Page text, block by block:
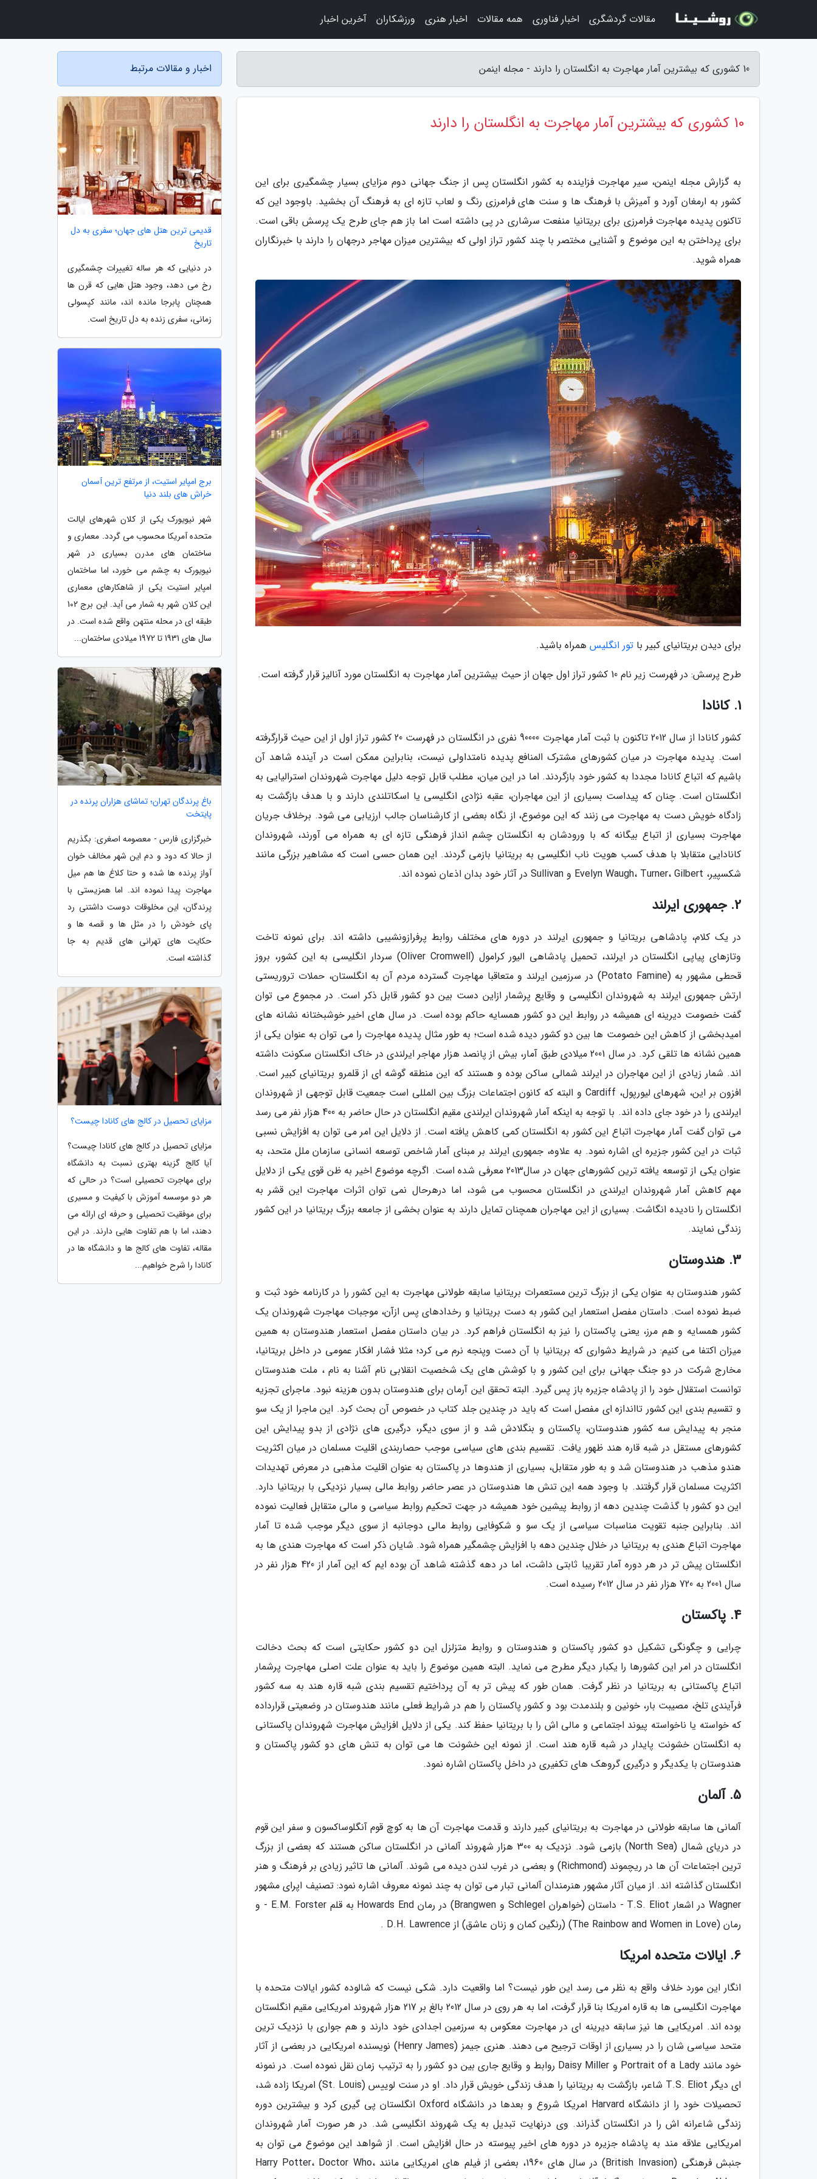
10 کشوری که بیشترین آمار مهاجرت به انگلستان را دارند - مجله اینمن
10 کشوری که بیشترین آمار مهاجرت به انگلستان را دارند
به گزارش مجله اینمن، سیر مهاجرت فزاینده به کشور انگلستان پس از جنگ جهانی دوم مزایای بسیار چشمگیری برای این
کشور به ارمغان آورد و آمیزش با فرهنگ ها و سنت های فرامرزی رنگ و لعاب تازه ای به فرهنگ آن بخشید. باوجود این که
تاکنون پدیده مهاجرت فرامرزی برای بریتانیا منفعت سرشاری در پی داشته است اما باز هم جای طرح یک پرسش باقی است.
برای پرداختن به این موضوع و آشنایی مختصر با چند کشور تراز اولی که بیشترین میزان مهاجر درجهان را دارند با خبرنگاران
همراه شوید.
برای دیدن بریتانیای کبیر با تور انگلیس همراه باشید.
طرح پرسش: در فهرست زیر نام 10 کشور تراز اول جهان از حیث بیشترین آمار مهاجرت به انگلستان مورد آنالیز قرار گرفته است.
1. کانادا
کشور کانادا از سال 2012 تاکنون با ثبت آمار مهاجرت 90000 نفری در انگلستان در فهرست 20 کشور تراز اول از این حیث قرارگرفته
است. پدیده مهاجرت در میان کشورهای مشترک المنافع پدیده نامتداولی نیست، بنابراین ممکن است در آینده شاهد آن
باشیم که اتباع کانادا مجددا به کشور خود بازگردند. اما در این میان، مطلب قابل توجه دلیل مهاجرت شهروندان استرالیایی به
انگلستان است. چنان که پیداست بسیاری از این مهاجران، عقبه نژادی انگلیسی یا اسکاتلندی دارند و با هدف بازگشت به
زادگاه خویش دست به مهاجرت می زنند که این موضوع، از نگاه بعضی از کارشناسان جالب ارزیابی می شود. برخلاف جریان
مهاجرت بسیاری از اتباع بیگانه که با ورودشان به انگلستان چشم انداز فرهنگی تازه ای به همراه می آورند، شهروندان
کانادایی متقابلا با هدف کسب هویت ناب انگلیسی به بریتانیا بازمی گردند. این همان حسی است که مشاهیر بزرگی مانند
شکسپیر، Evelyn Waugh، Turner، Gilbert و Sullivan در آثار خود بدان اذعان نموده اند.
2. جمهوری ایرلند
در یک کلام، پادشاهی بریتانیا و جمهوری ایرلند در دوره های مختلف روابط پرفرازونشیبی داشته اند. برای نمونه تاخت
وتازهای پیاپی انگلستان در ایرلند، تحمیل پادشاهی الیور کرامول (Oliver Cromwell) سردار انگلیسی به این کشور، بروز
قحطی مشهور به (Potato Famine) در سرزمین ایرلند و متعاقبا مهاجرت گسترده مردم آن به انگلستان، حملات تروریستی
ارتش جمهوری ایرلند به شهروندان انگلیسی و وقایع پرشمار ازاین دست بین دو کشور قابل ذکر است. در مجموع می توان
گفت خصومت دیرینه ای همیشه در روابط این دو کشور همسایه حاکم بوده است. در سال های اخیر خوشبختانه نشانه های
امیدبخشی از کاهش این خصومت ها بین دو کشور دیده شده است؛ به طور مثال پدیده مهاجرت را می توان به عنوان یکی از
همین نشانه ها تلقی کرد. در سال 2001 میلادی طبق آمار، بیش از پانصد هزار مهاجر ایرلندی در خاک انگلستان سکونت داشته
اند. شمار زیادی از این مهاجران در ایرلند شمالی ساکن بوده و هستند که این منطقه گوشه ای از قلمرو بریتانیای کبیر است.
افزون بر این، شهرهای لیورپول، Cardiff و البته که کانون اجتماعات بزرگ بین المللی است جمعیت قابل توجهی از شهروندان
ایرلندی را در خود جای داده اند. با توجه به اینکه آمار شهروندان ایرلندی مقیم انگلستان در حال حاضر به 400 هزار نفر می رسد
می توان گفت آمار مهاجرت اتباع این کشور به انگلستان کمی کاهش یافته است. از دلایل این امر می توان به افزایش نسبی
ثبات در این کشور جزیره ای اشاره نمود. به علاوه، جمهوری ایرلند بر مبنای آمار شاخص توسعه انسانی سازمان ملل متحد، به
عنوان یکی از توسعه یافته ترین کشورهای جهان در سال2013 معرفی شده است. اگرچه موضوع اخیر به ظن قوی یکی از دلایل
مهم کاهش آمار شهروندان ایرلندی در انگلستان محسوب می شود، اما درهرحال نمی توان اثرات مهاجرت این قشر به
انگلستان را نادیده انگاشت. بسیاری از این مهاجران همچنان تمایل دارند به عنوان بخشی از جامعه بزرگ بریتانیا در این کشور
زندگی نمایند.
3. هندوستان
کشور هندوستان به عنوان یکی از بزرگ ترین مستعمرات بریتانیا سابقه طولانی مهاجرت به این کشور را در کارنامه خود ثبت و
ضبط نموده است. داستان مفصل استعمار این کشور به دست بریتانیا و رخدادهای پس ازآن، موجبات مهاجرت شهروندان یک
کشور همسایه و هم مرز، یعنی پاکستان را نیز به انگلستان فراهم کرد. در بیان داستان مفصل استعمار هندوستان به همین
میزان اکتفا می کنیم: در شرایط دشواری که بریتانیا با آن دست وپنجه نرم می کرد؛ مثلا فشار افکار عمومی در داخل بریتانیا،
مخارج شرکت در دو جنگ جهانی برای این کشور و با کوشش های یک شخصیت انقلابی نام آشنا به نام ، ملت هندوستان
توانست استقلال خود را از پادشاه جزیره باز پس گیرد. البته تحقق این آرمان برای هندوستان بدون هزینه نبود. ماجرای تجزیه
و تقسیم بندی این کشور تااندازه ای مفصل است که باید در چندین جلد کتاب در خصوص آن بحث کرد. این ماجرا از یک سو
منجر به پیدایش سه کشور هندوستان، پاکستان و بنگلادش شد و از سوی دیگر، درگیری های نژادی از بدو پیدایش این
کشورهای مستقل در شبه قاره هند ظهور یافت. تقسیم بندی های سیاسی موجب حصاربندی اقلیت مسلمان در میان اکثریت
هندو مذهب در هندوستان شد و به طور متقابل، بسیاری از هندوها در پاکستان به عنوان اقلیت مذهبی در معرض تهدیدات
اکثریت مسلمان قرار گرفتند. با وجود همه این تنش ها هندوستان در عصر حاضر روابط مالی بسیار نزدیکی با بریتانیا دارد.
این دو کشور با گذشت چندین دهه از روابط پیشین خود همیشه در جهت تحکیم روابط سیاسی و مالی متقابل فعالیت نموده
اند. بنابراین جنبه تقویت مناسبات سیاسی از یک سو و شکوفایی روابط مالی دوجانبه از سوی دیگر موجب شده تا آمار
مهاجرت اتباع هندی به بریتانیا در خلال چندین دهه با افزایش چشمگیر همراه شود. شایان ذکر است که مهاجرت هندی ها به
انگلستان پیش تر در هر دوره آمار تقریبا ثابتی داشت، اما در دهه گذشته شاهد آن بوده ایم که این آمار از 420 هزار نفر در
سال 2001 به 720 هزار نفر در سال 2012 رسیده است.
4. پاکستان
چرایی و چگونگی تشکیل دو کشور پاکستان و هندوستان و روابط متزلزل این دو کشور حکایتی است که بحث دخالت
انگلستان در امر این کشورها را یکبار دیگر مطرح می نماید. البته همین موضوع را باید به عنوان علت اصلی مهاجرت پرشمار
اتباع پاکستانی به بریتانیا در نظر گرفت. همان طور که پیش تر به آن پرداختیم تقسیم بندی شبه قاره هند به سه کشور
فرآیندی تلخ، مصیبت بار، خونین و بلندمدت بود و کشور پاکستان را هم در شرایط فعلی مانند هندوستان در وضعیتی قرارداده
که خواسته یا ناخواسته پیوند اجتماعی و مالی اش را با بریتانیا حفظ کند. یکی از دلایل افزایش مهاجرت شهروندان پاکستانی
به انگلستان خشونت پایدار در شبه قاره هند است. از نمونه این خشونت ها می توان به تنش های دو کشور پاکستان و
هندوستان با یکدیگر و درگیری گروهک های تکفیری در داخل پاکستان اشاره نمود.
5. آلمان
آلمانی ها سابقه طولانی در مهاجرت به بریتانیای کبیر دارند و قدمت مهاجرت آن ها به کوچ قوم آنگلوساکسون و سفر این قوم
در دریای شمال (North Sea) بازمی شود. نزدیک به 300 هزار شهروند آلمانی در انگلستان ساکن هستند که بعضی از بزرگ
ترین اجتماعات آن ها در ریچموند (Richmond) و بعضی در غرب لندن دیده می شوند. آلمانی ها تاثیر زیادی بر فرهنگ و هنر
انگلستان گذاشته اند. از میان آثار مشهور هنرمندان آلمانی تبار می توان به چند نمونه معروف اشاره نمود: تصنیف اپرای مشهور
Wagner در اشعار T.S. Eliot - داستان (خواهران Schlegel و Brangwen) در رمان Howards End به قلم E.M. Forster - و
رمان (The Rainbow and Women in Love) (رنگین کمان و زنان عاشق) از D.H. Lawrence .
6. ایالات متحده امریکا
انگار این مورد خلاف واقع به نظر می رسد این طور نیست؟ اما واقعیت دارد. شکی نیست که شالوده کشور ایالات متحده با
مهاجرت انگلیسی ها به قاره امریکا بنا قرار گرفت، اما به هر روی در سال 2012 بالغ بر 217 هزار شهروند امریکایی مقیم انگلستان
بوده اند. امریکایی ها نیز سابقه دیرینه ای در مهاجرت معکوس به سرزمین اجدادی خود دارند و هم جواری با نزدیک ترین
متحد سیاسی شان را در بسیاری از اوقات ترجیح می دهند. هنری جیمز (Henry James) نویسنده امریکایی در بعضی از آثار
خود مانند Portrait of a Lady و Daisy Miller روابط و وقایع جاری بین دو کشور را به ترتیب زمان نقل نموده است. در نمونه
ای دیگر T.S. Eliot شاعر، بازگشت به بریتانیا را هدف زندگی خویش قرار داد. او در سنت لوییس (St. Louis) امریکا زاده شد،
تحصیلات خود را از دانشگاه Harvard امریکا شروع و بعدها در دانشگاه Oxford انگلستان پی گیری کرد و بیشترین دوره
زندگی شاعرانه اش را در انگلستان گذراند. وی درنهایت تبدیل به یک شهروند انگلیسی شد. در هر صورت آمار شهروندان
امریکایی علاقه مند به پادشاه جزیره در دوره های اخیر پیوسته در حال افزایش است. از شواهد این موضوع می توان به
جنبش فرهنگی (British Invasion) در سال های 1960، بعضی از فیلم های امریکایی مانند Harry Potter، Doctor Who،
اخبار و مقالات مرتبط
قدیمی ترین هتل های جهان؛ سفری به دل
تاریخ
در دنیایی که هر ساله تغییرات چشمگیری
رخ می دهد، وجود هتل هایی که قرن ها
همچنان پابرجا مانده اند، مانند کپسولی
زمانی، سفری زنده به دل تاریخ است.
برج امپایر استیت، از مرتفع ترین آسمان
خراش های بلند دنیا
شهر نیویورک یکی از کلان شهرهای ایالت
متحده آمریکا محسوب می گردد. معماری و
ساختمان های مدرن بسیاری در شهر
نیویورک به چشم می خورد، اما ساختمان
امپایر استیت یکی از شاهکارهای معماری
این کلان شهر به شمار می آید. این برج 102
طبقه ای در محله منتهن واقع شده است. در
سال های 1931 تا 1972 میلادی ساختمان...
باغ پرندگان تهران؛ تماشای هزاران پرنده در
پایتخت
خبرگزاری فارس - معصومه اصغری: بگذریم
از حالا که دود و دم این شهر مخالف خوان
آواز پرنده ها شده و حتا کلاغ ها هم میل
مهاجرت پیدا نموده اند. اما همزیستی با
پرندگان، این مخلوقات دوست داشتنی رد
پای خودش را در مثل ها و قصه ها و
حکایت های تهرانی های قدیم به جا
گذاشته است.
مزایای تحصیل در کالج های کانادا چیست؟
مزایای تحصیل در کالج های کانادا چیست؟
آیا کالج گزینه بهتری نسبت به دانشگاه
برای مهاجرت تحصیلی است؟ در حالی که
هر دو موسسه آموزش با کیفیت و مسیری
برای موفقیت تحصیلی و حرفه ای ارائه می
دهند، اما با هم تفاوت هایی دارند. در این
مقاله، تفاوت های کالج ها و دانشگاه ها در
کانادا را شرح خواهیم...
مقالات گردشگری اخبار فناوری همه مقالات اخبار هنری ورزشکاران آخرین اخبار